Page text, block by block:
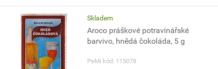
Skladem
Aroco práškové potravinářské
barvivo, hnědá čokoláda, 5 g
PeMi kód: 115078